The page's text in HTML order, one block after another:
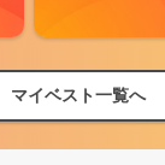
マイベスト一覧へ
ス情報はここから！
】2026年上半期編発表！